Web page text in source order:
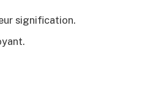
signification.